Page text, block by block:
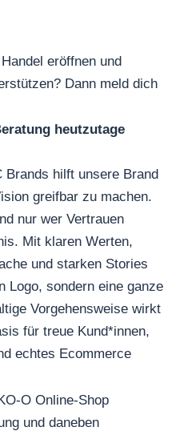
eröffnen und
Dann meld dich
heutzutage
Brands hilft unsere Brand
greifbar zu machen.
nur wer Vertrauen
Mit klaren Werten,
und starken Stories
Logo, sondern eine ganze
Vorgehensweise wirkt
für treue Kund*innen,
echtes Ecommerce